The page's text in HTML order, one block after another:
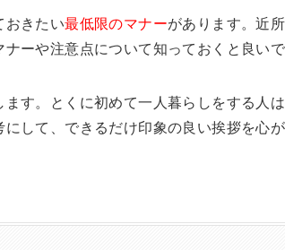
おきたい最低限のマナーがあります。近
ーや注意点について知っておくと良いで
す。とくに初めて一人暮らしをする人
して、できるだけ印象の良い挨拶を心